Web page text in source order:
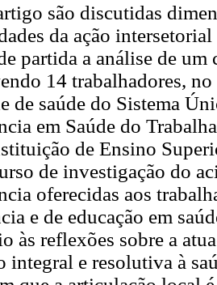
são discutidas
da ação
partida a análise de
14 trabalhadores,
de saúde do Sistema
em Saúde do
de Ensino
de investigação do
oferecidas aos
e de educação em
às reflexões sobre a
integral e resolutiva à